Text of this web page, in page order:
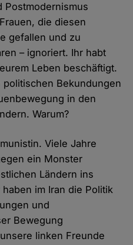
Postmodernismus
die diesen
gefallen und zu
– ignoriert. Ihr habt
Leben beschäftigt.
Bekundungen
in den
Warum?
Viele Jahre
ein Monster
Ländern ins
im Iran die Politik
und
Bewegung
linken Freunde